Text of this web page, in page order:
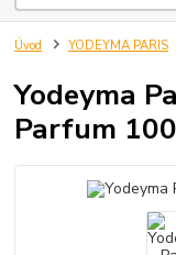
Úvod YODEYMA PARIS
Yodeyma
Parfum